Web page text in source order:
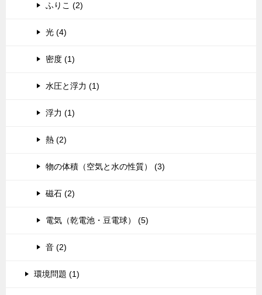
ふりこ (2)
光 (4)
密度 (1)
水圧と浮力 (1)
浮力 (1)
熱 (2)
物の体積（空気と水の性質） (3)
磁石 (2)
電気（乾電池・豆電球） (5)
音 (2)
環境問題 (1)